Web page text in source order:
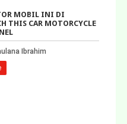
MOBIL INI DI
THIS CAR MOTORCYCLE